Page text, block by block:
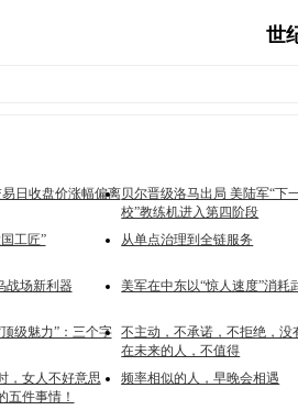
世
日收盘价涨幅偏离贝尔晋级洛马出局 美陆军“下
校”教练机进入第四阶段
工匠”
从单点治理到全链服务
战场新利器 美军在中东以“惊人速度”消耗
级魅力”：三个字
不主动，不承诺，不拒绝，没
在未来的人，不值得
，女人不好意思
五件事情！
频率相似的人，早晚会相遇